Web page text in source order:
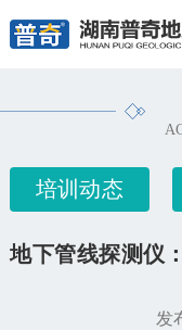
培训动态
地下管线探测仪
发